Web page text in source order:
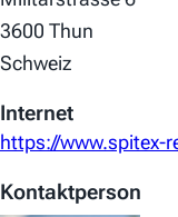
3600 Thun
Schweiz
Internet
https://www.spitex-
Kontaktperson